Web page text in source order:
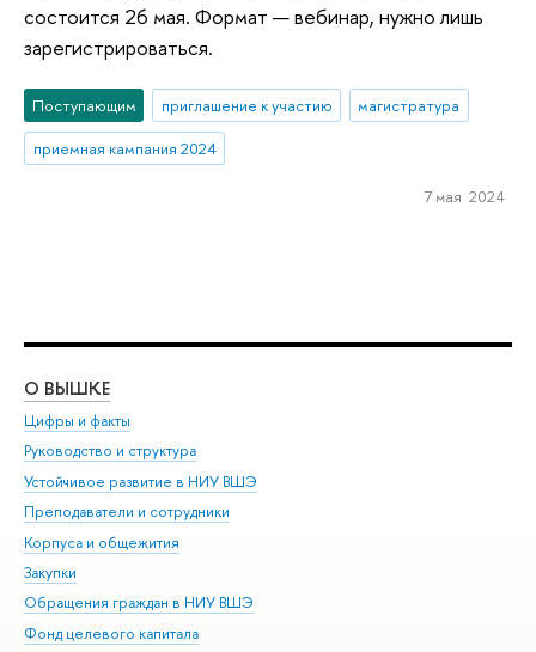
состоится 26 мая. Формат — вебинар, нужно лишь
зарегистрироваться.
Поступающим приглашение к участию
магистратура
приемная кампания 2024
7 мая 2024
О ВЫШКЕ
Цифры и факты
Руководство и структура
Устойчивое развитие в НИУ ВШЭ
Преподаватели и сотрудники
Корпуса и общежития
Закупки
Обращения граждан в НИУ ВШЭ
Фонд целевого капитала